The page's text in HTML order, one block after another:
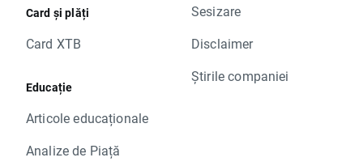
Card și plăți
Card XTB
Educație
Articole educaționale
Analize de Piață
Sesizare
Disclaimer
Știrile companiei